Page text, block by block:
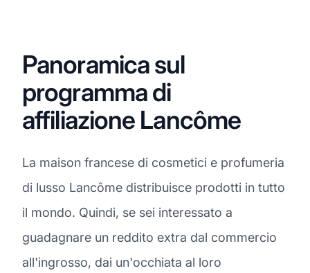
Panoramica sul
programma di
affiliazione Lancôme
La maison francese di cosmetici e profumeria
di lusso Lancôme distribuisce prodotti in tutto
il mondo. Quindi, se sei interessato a
guadagnare un reddito extra dal commercio
all'ingrosso, dai un'occhiata al loro